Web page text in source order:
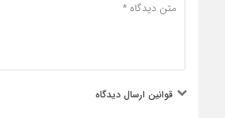
قوانین ارسال دیدگاه